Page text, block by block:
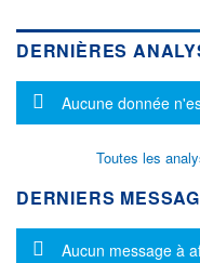
DERNIÈRES
Message
Aucune donnée
Toutes les
DERNIERS
Message
Aucun message à